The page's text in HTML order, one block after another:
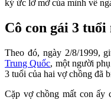
ký ức lờ mờ của mình về
Cô con gái 3
Theo đó, ngày 2/8/1999,
Trung Quốc, một người
3 tuổi của hai vợ chồng đã
Cặp vợ chồng mất con